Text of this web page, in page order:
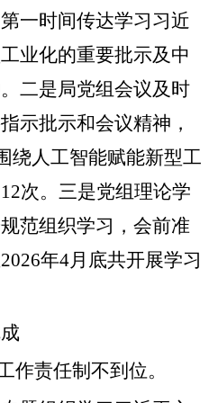
第一时间传达学习习近
业化的重要批示及中
二是局党组会议及时
示批示和会议精神，
绕人工智能赋能新型工
12次。 三是党组理论学
范组织学习，会前准
2026年4月底共开展学习
作责任制不到位。